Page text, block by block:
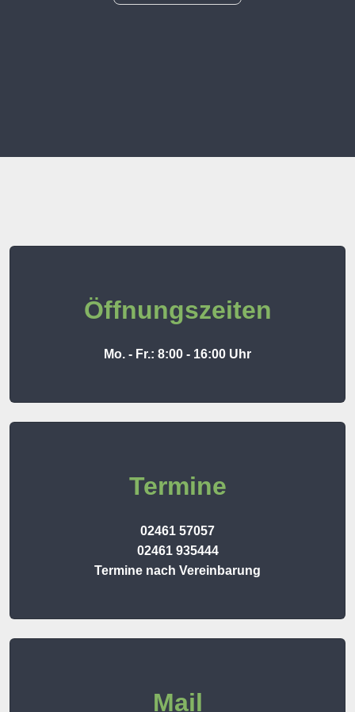
Öffnungszeiten
Mo. - Fr.: 8:00 - 16:00 Uhr
Termine
02461 57057
02461 935444
Termine nach Vereinbarung
Mail